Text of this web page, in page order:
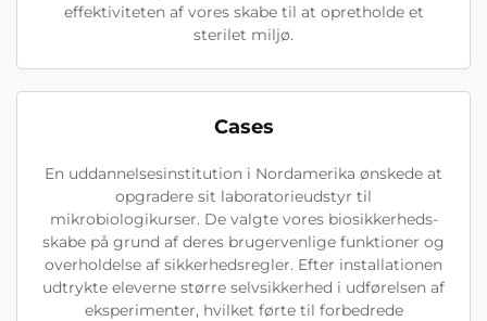
effektiviteten af vores skabe til at opretholde et
sterilet miljø.
Cases
En uddannelsesinstitution i Nordamerika ønskede at
opgradere sit laboratorieudstyr til
mikrobiologikurser. De valgte vores biosikkerheds-
skabe på grund af deres brugervenlige funktioner og
overholdelse af sikkerhedsregler. Efter installationen
udtrykte eleverne større selvsikkerhed i udførelsen af
eksperimenter, hvilket førte til forbedrede